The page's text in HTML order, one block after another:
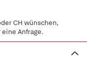
CH wünschen,
eine Anfrage.